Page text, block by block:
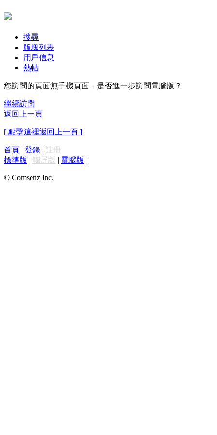
搜尋
版塊列表
用戶信息
熱帖
您訪問的頁面無手機頁面，是否進一步訪問電腦版？
繼續訪問
返回上一頁
[ 點擊這裡返回上一頁 ]
首頁 | 登錄 | 註冊
標準版 | 觸屏版 | 電腦版 |
© Comsenz Inc.